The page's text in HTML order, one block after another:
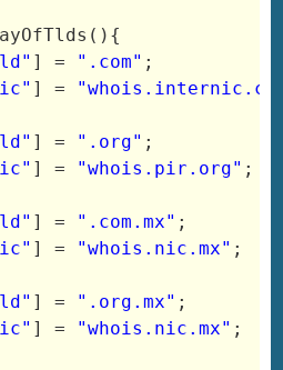
] = ".com" ;
] =
] = ".org" ;
] = "whois.pir.org" ;
] = ".com.mx" ;
] = "whois.nic.mx" ;
] = ".org.mx" ;
] = "whois.nic.mx" ;